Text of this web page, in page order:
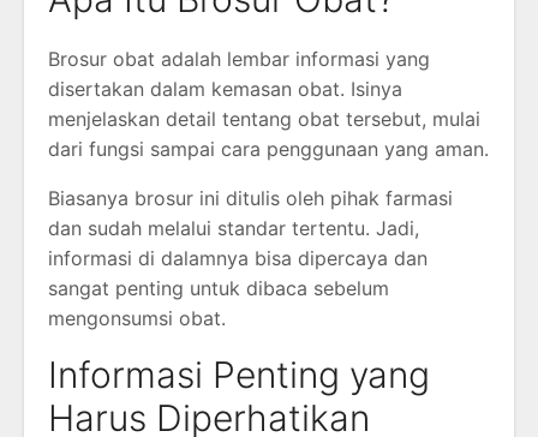
Brosur obat adalah lembar informasi yang
disertakan dalam kemasan obat. Isinya
menjelaskan detail tentang obat tersebut, mulai
dari fungsi sampai cara penggunaan yang aman.
Biasanya brosur ini ditulis oleh pihak farmasi
dan sudah melalui standar tertentu. Jadi,
informasi di dalamnya bisa dipercaya dan
sangat penting untuk dibaca sebelum
mengonsumsi obat.
Informasi Penting yang
Harus Diperhatikan